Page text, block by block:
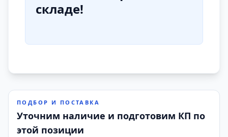
складе!
ПОДБОР И ПОСТАВКА
Уточним наличие и подготовим КП по
этой позиции